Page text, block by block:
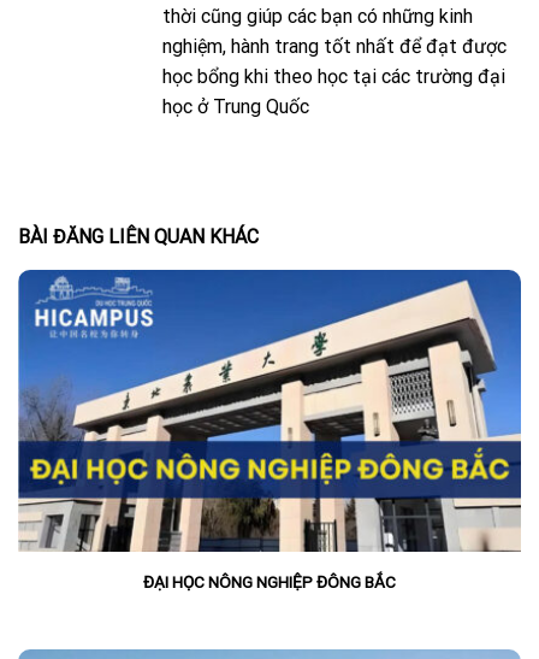
thời cũng giúp các bạn có những kinh
nghiệm, hành trang tốt nhất để đạt được
học bổng khi theo học tại các trường đại
học ở Trung Quốc
BÀI ĐĂNG LIÊN QUAN KHÁC
ĐẠI HỌC NÔNG NGHIỆP ĐÔNG BẮC